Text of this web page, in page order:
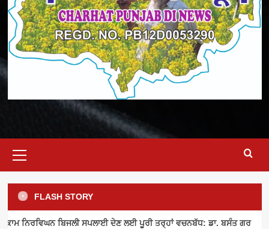
Menu
FLASH STORY
ਨਿਰਵਿਘਨ ਬਿਜਲੀ ਸਪਲਾਈ ਦੇਣ ਲਈ ਪੂਰੀ ਤਰ੍ਹਾਂ ਵਚਨਬੱਧ: ਡਾ. ਬਸੰਤ ਗਰ
ELECTRICITY SUPPLY INDUSTRY NEWS MEETING